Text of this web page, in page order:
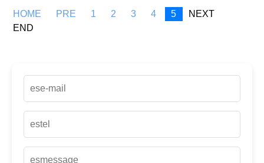
HOME PRE 1 2 3 4 5
NEXT
END